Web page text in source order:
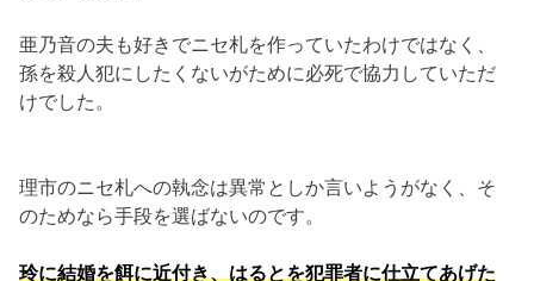
亜乃音の夫も好きでニセ札を作っていたわけではなく、
孫を殺人犯にしたくないがために必死で協力していただ
けでした。
理市のニセ札への執念は異常としか言いようがなく、そ
のためなら手段を選ばないのです。
玲に結婚を餌に近付き、はるとを犯罪者に仕立てあげた